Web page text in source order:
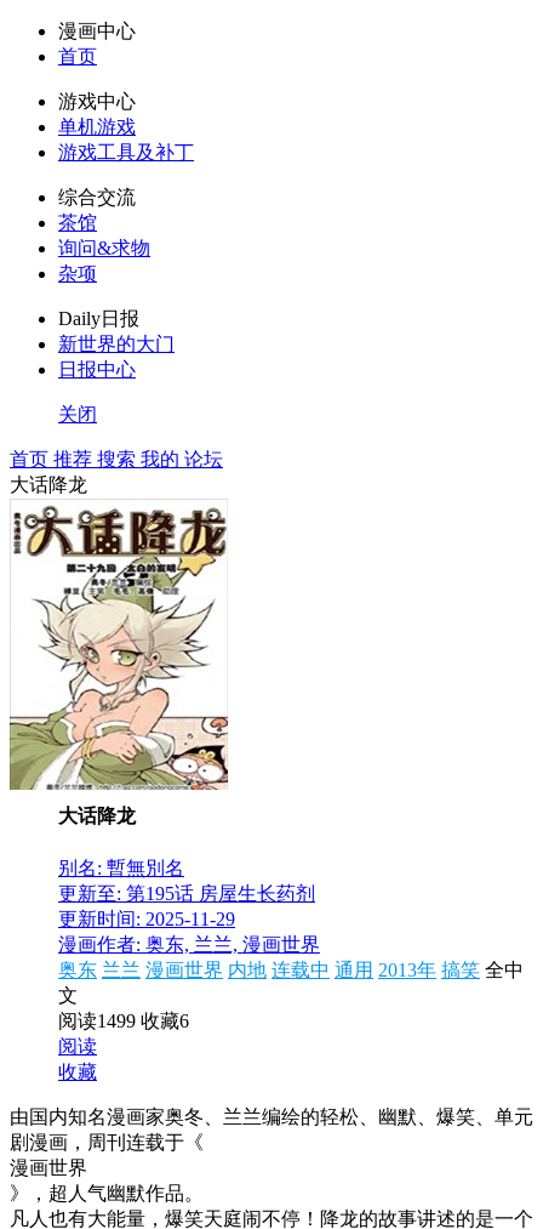
漫画中心
首页
游戏中心
单机游戏
游戏工具及补丁
综合交流
茶馆
询问&求物
杂项
Daily日报
新世界的大门
日报中心
关闭
首页 推荐 搜索 我的 论坛
大话降龙
大话降龙
别名: 暫無別名
更新至: 第195话 房屋生长药剂
更新时间: 2025-11-29
漫画作者: 奥东, 兰兰, 漫画世界
奥东 兰兰 漫画世界 内地 连载中 通用 2013年 搞笑 全中
文
阅读1499 收藏6
阅读
收藏
由国内知名漫画家奥冬、兰兰编绘的轻松、幽默、爆笑、单元
剧漫画，周刊连载于《
漫画世界
》，超人气幽默作品。
凡人也有大能量，爆笑天庭闹不停！降龙的故事讲述的是一个